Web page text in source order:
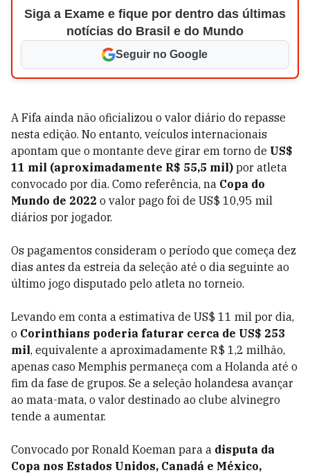
Siga a Exame e fique por dentro das últimas
notícias do Brasil e do Mundo
Seguir no Google
A Fifa ainda não oficializou o valor diário do repasse
nesta edição. No entanto, veículos internacionais
apontam que o montante deve girar em torno de US$
11 mil (aproximadamente R$ 55,5 mil) por atleta
convocado por dia. Como referência, na Copa do
Mundo de 2022 o valor pago foi de US$ 10,95 mil
diários por jogador.
Os pagamentos consideram o período que começa dez
dias antes da estreia da seleção até o dia seguinte ao
último jogo disputado pelo atleta no torneio.
Levando em conta a estimativa de US$ 11 mil por dia,
o Corinthians poderia faturar cerca de US$ 253
mil, equivalente a aproximadamente R$ 1,2 milhão,
apenas caso Memphis permaneça com a Holanda até o
fim da fase de grupos. Se a seleção holandesa avançar
ao mata-mata, o valor destinado ao clube alvinegro
tende a aumentar.
Convocado por Ronald Koeman para a disputa da
Copa nos Estados Unidos, Canadá e México,